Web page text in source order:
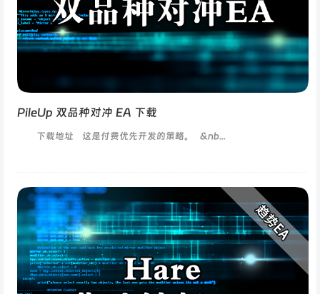
PileUp 双品种对冲 EA 下载
下载地址 这是付费优先开发的策略。 &nb...